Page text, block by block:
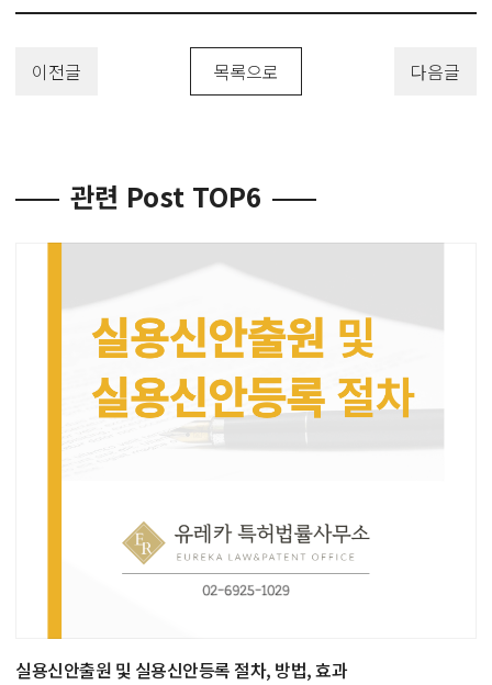
이전글 목록으로 다음글
관련 Post TOP6
실용신안출원 및 실용신안등록 절차, 방법, 효과